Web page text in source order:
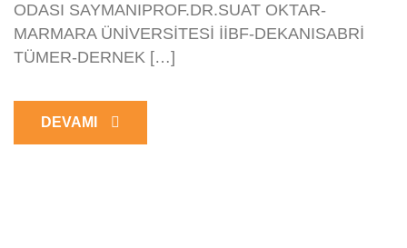
ODASI SAYMANIPROF.DR.SUAT OKTAR-
MARMARA ÜNİVERSİTESİ İİBF-DEKANISABRİ
TÜMER-DERNEK […]
DEVAMI